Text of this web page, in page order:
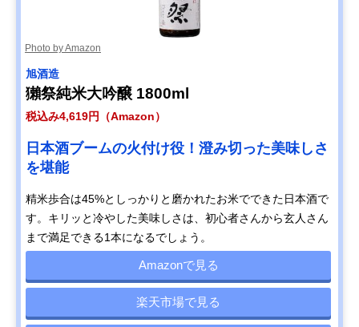
Photo by Amazon
旭酒造
獺祭純米大吟醸 1800ml
税込み4,619円（Amazon）
日本酒ブームの火付け役！澄み切った美味しさ
を堪能
精米歩合は45%としっかりと磨かれたお米でできた日本酒で
す。キリッと冷やした美味しさは、初心者さんから玄人さん
まで満足できる1本になるでしょう。
Amazonで見る
楽天市場で見る